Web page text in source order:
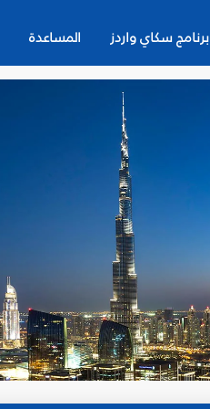
برنامج سكاي واردز المساعدة